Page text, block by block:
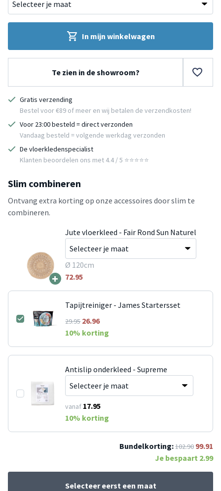
In mijn winkelwagen
Te zien in de showroom?
Gratis verzending
Bestel voor €89 of meer en wij betalen de verzendkosten!
Voor 23:00 besteld = direct verzonden
Vandaag besteld = volgende werkdag verzonden
De vloerkledenspecialist
Klanten beoordelen ons met 4.4 / 5 ⭐⭐⭐⭐⭐
Slim combineren
Ontvang extra korting op onze accessoires door slim te
combineren.
+
Jute vloerkleed - Fair Rond Sun Naturel
Ø 120cm
72.95
Tapijtreiniger - James Startersset
29.9526.96
10% korting
Antislip onderkleed - Supreme
vanaf 17.95
10% korting
Bundelkorting:102.90 99.91
Je bespaart 2.99
Selecteer eerst een maat